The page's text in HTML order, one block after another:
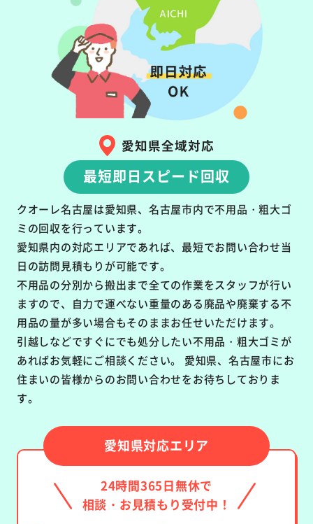
愛知県全域対応
最短即日スピード回収
クオーレ名古屋は愛知県、名古屋市内で不用品・粗大ゴ
ミの回収を行っています。
愛知県内の対応エリアであれば、最短でお問い合わせ当
日の訪問見積もりが可能です。
不用品の分別から搬出まで全ての作業をスタッフが行い
ますので、自力で運べない重量のある廃品や廃棄する不
用品の量が多い場合もそのままお任せいただけます。
引越しなどですぐにでも処分したい不用品・粗大ゴミが
あればお気軽にご相談ください。 愛知県、名古屋市にお
住まいの皆様からのお問い合わせをお待ちしておりま
す。
愛知県対応エリア
24時間365日無休で
相談・お見積もり受付中！